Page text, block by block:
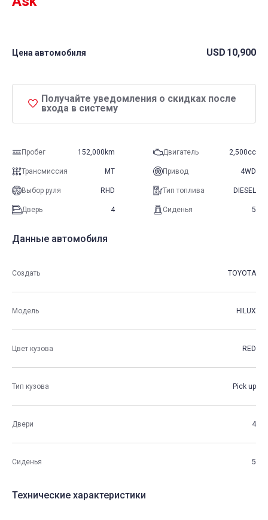
Цена автомобиля USD 10,900
Получайте уведомления о скидках после
входа в систему
Пробег 152,000km Двигатель 2,500cc
Трансмиссия MT Привод 4WD
Выбор руля RHD Тип топлива DIESEL
Дверь 4 Сиденья 5
Данные автомобиля
Создать TOYOTA
Модель HILUX
Цвет кузова RED
Тип кузова Pick up
Двери 4
Сиденья 5
Технические характеристики